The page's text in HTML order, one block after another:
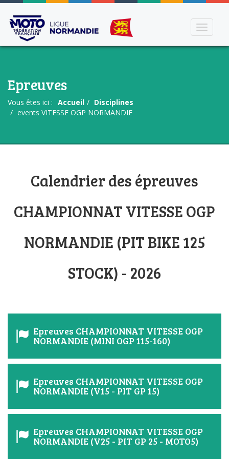
Toggle
Epreuves
Vous êtes ici : Accueil
Disciplines
events VITESSE OGP NORMANDIE
Calendrier des épreuves
CHAMPIONNAT VITESSE OGP
NORMANDIE (PIT BIKE 125
STOCK) - 2026
Epreuves CHAMPIONNAT VITESSE OGP
NORMANDIE (MINI OGP 115-160)
Epreuves CHAMPIONNAT VITESSE OGP
NORMANDIE (V15 - PIT GP 15)
Epreuves CHAMPIONNAT VITESSE OGP
NORMANDIE (V25 - PIT GP 25 - MOTO5)